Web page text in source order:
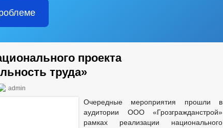
проекта
труда»
admin
Очередные мероприятия прошли в
аудитории ООО «Грозгражданстрой»
рамках реализации национального